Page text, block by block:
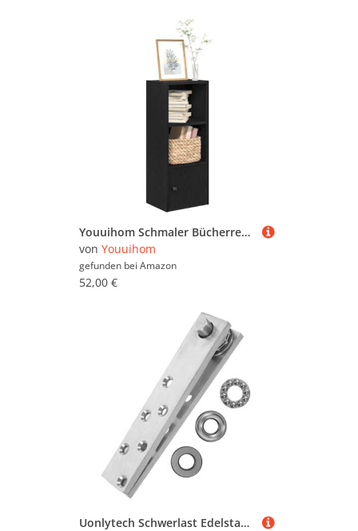
Youuihom Schmaler Bücherregal Schwarz Eichen-Optik Holzwerkstoff 31x24x77 cm mit Tür Flexibler Montage für Bücher Deko Wohnzimmer Büro
von Youuihom
gefunden bei Amazon
52,00 €
Uonlytech Schwerlast Edelstahl Drehbare Unsichtbare Türscharnier Verdeckte Pivot Türbeschläge Für Bücherregal Geheime Tür